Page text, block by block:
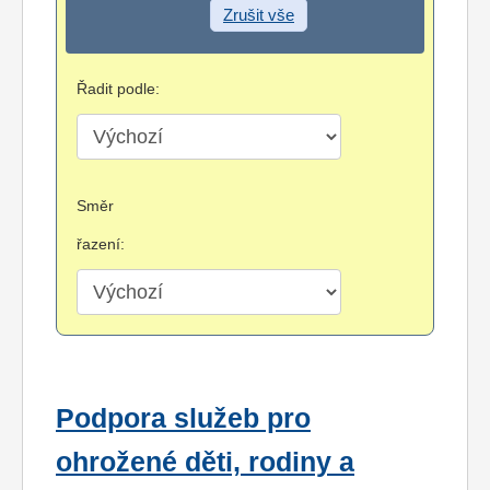
Zrušit vše
Řadit podle:
Směr
řazení:
Podpora služeb pro
ohrožené děti, rodiny a